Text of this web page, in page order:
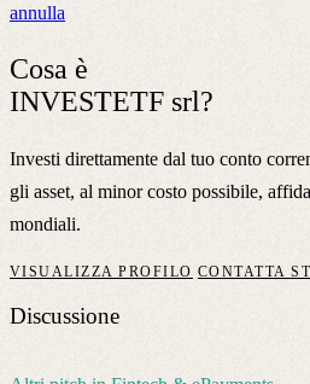
annulla
Cosa è
INVESTETF srl?
Investi direttamente dal tuo conto
gli asset, al minor costo possibile,
mondiali.
VISUALIZZA PROFILO CONTATTA
Discussione